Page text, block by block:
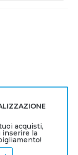
acquisti,
inserire la